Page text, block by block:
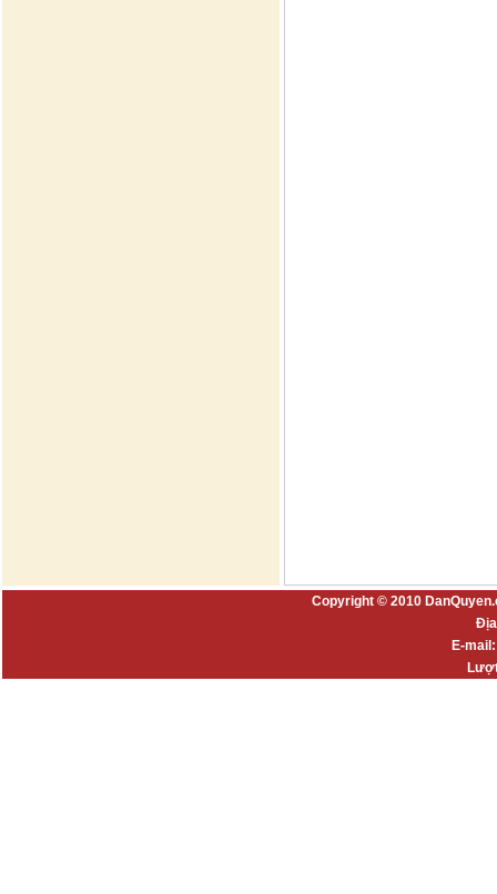
Copyright © 2010
E-